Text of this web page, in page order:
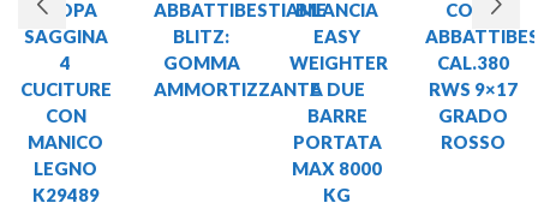
SCOPA
SAGGINA
4
CUCITURE
CON
MANICO
LEGNO
K29489
ABBATTIBESTIAME
BLITZ:
GOMMA
AMMORTIZZANTE
BILANCIA
EASY
WEIGHTER
A DUE
BARRE
PORTATA
MAX 8000
KG
COLPI
CAL.380
RWS 9×17
GRADO
ROSSO